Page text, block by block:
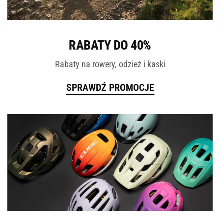
RABATY DO 40%
Rabaty na rowery, odzież i kaski
SPRAWDŹ PROMOCJE